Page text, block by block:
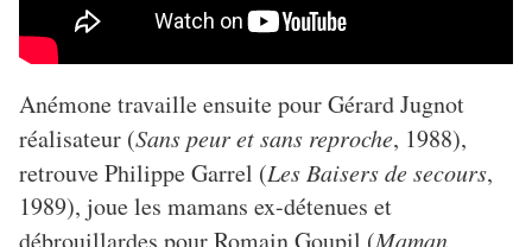
Anémone travaille ensuite pour Gérard Jugnot
réalisateur (Sans peur et sans reproche, 1988),
retrouve Philippe Garrel (Les Baisers de secours,
1989), joue les mamans ex-détenues et
débrouillardes pour Romain Goupil (Maman